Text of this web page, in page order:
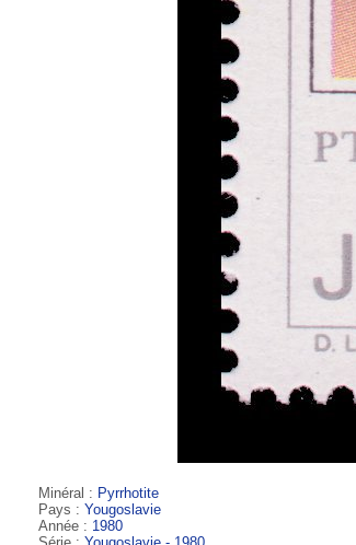
Minéral : Pyrrhotite
Pays : Yougoslavie
Année : 1980